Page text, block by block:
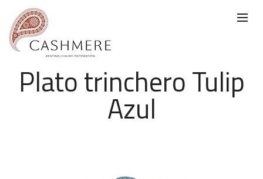
Plato trinchero Tulip
Azul